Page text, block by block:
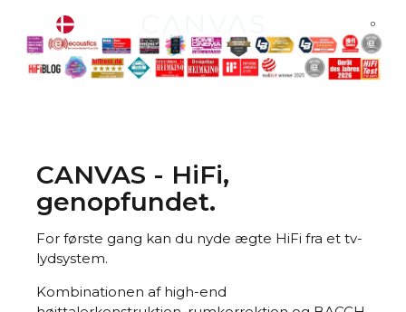
CANVAS - HiFi,
genopfundet.
For første gang kan du nyde ægte HiFi fra et tv-
lydsystem.
Kombinationen af high-end